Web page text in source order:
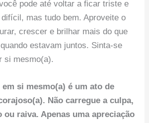
pode até voltar a ficar triste e
mas tudo bem. Aproveite o
crescer e brilhar mais do que
estavam juntos. Sinta-se
si mesmo(a).
si mesmo(a) é um ato de
Não carregue a culpa,
ou raiva. Apenas uma apreciação